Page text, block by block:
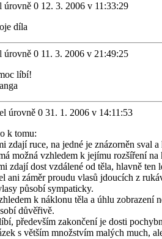
12. 3. 2006 v 11:33:29
díla
11. 3. 2006 v 21:49:25
líbí!
31. 1. 2006 v 14:11:53
k tomu:
zdají ruce, na jedné je znázorněn sval
možná vzhledem k jejímu rozšíření
zdají dost vzdálené od těla, hlavně ten
ani záměr proudu vlasů jdoucích z
působí sympaticky.
k náklonu těla a úhlu zobrazení
důvěřivě.
především zakončení je dosti
s větším množstvím malých much,